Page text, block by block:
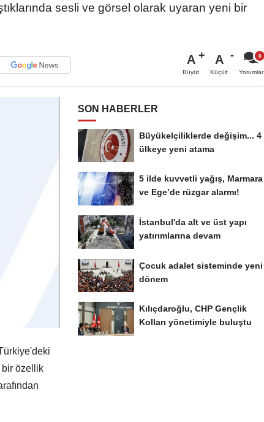
sesli ve görsel olarak uyaran yeni bir
A
Büyüt
A
Küçült Yorumlar
bir özellik
SON HABERLER
Büyükelçiliklerde değişim... 4
ülkeye yeni atama
5 ilde kuvvetli yağış, Marmara
ve Ege’de rüzgar alarmı!
İstanbul'da alt ve üst yapı
yatırımlarına devam
Çocuk adalet sisteminde yeni
dönem
Kılıçdaroğlu, CHP Gençlik
Kolları yönetimiyle buluştu